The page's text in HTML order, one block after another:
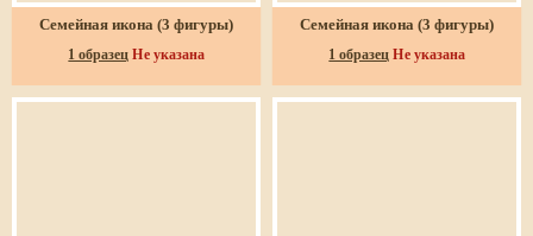
Семейная икона (3 фигуры)
1 образец Не указана
Семейная икона (3 фигуры)
1 образец Не указана